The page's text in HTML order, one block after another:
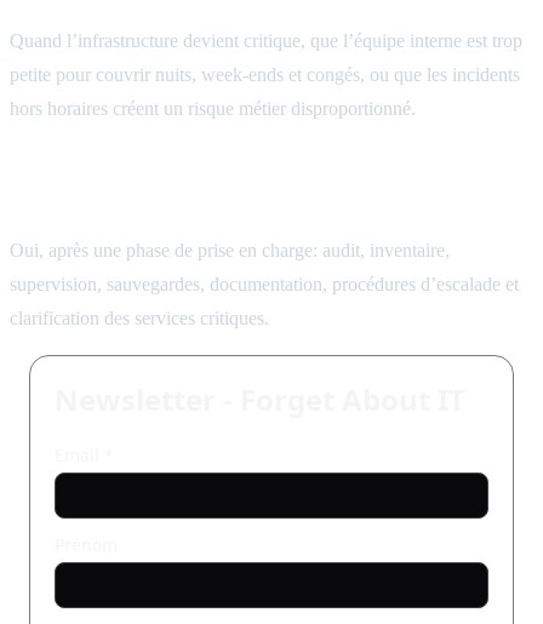
Quand l’infrastructure devient critique, que l’équipe interne est trop
petite pour couvrir nuits, week-ends et congés, ou que les incidents
hors horaires créent un risque métier disproportionné.
Oui, après une phase de prise en charge: audit, inventaire,
supervision, sauvegardes, documentation, procédures d’escalade et
clarification des services critiques.